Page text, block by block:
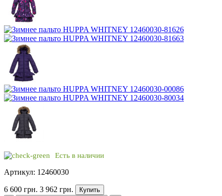
Есть в наличии
Артикул: 12460030
6 600 грн. 3 962 грн. Купить